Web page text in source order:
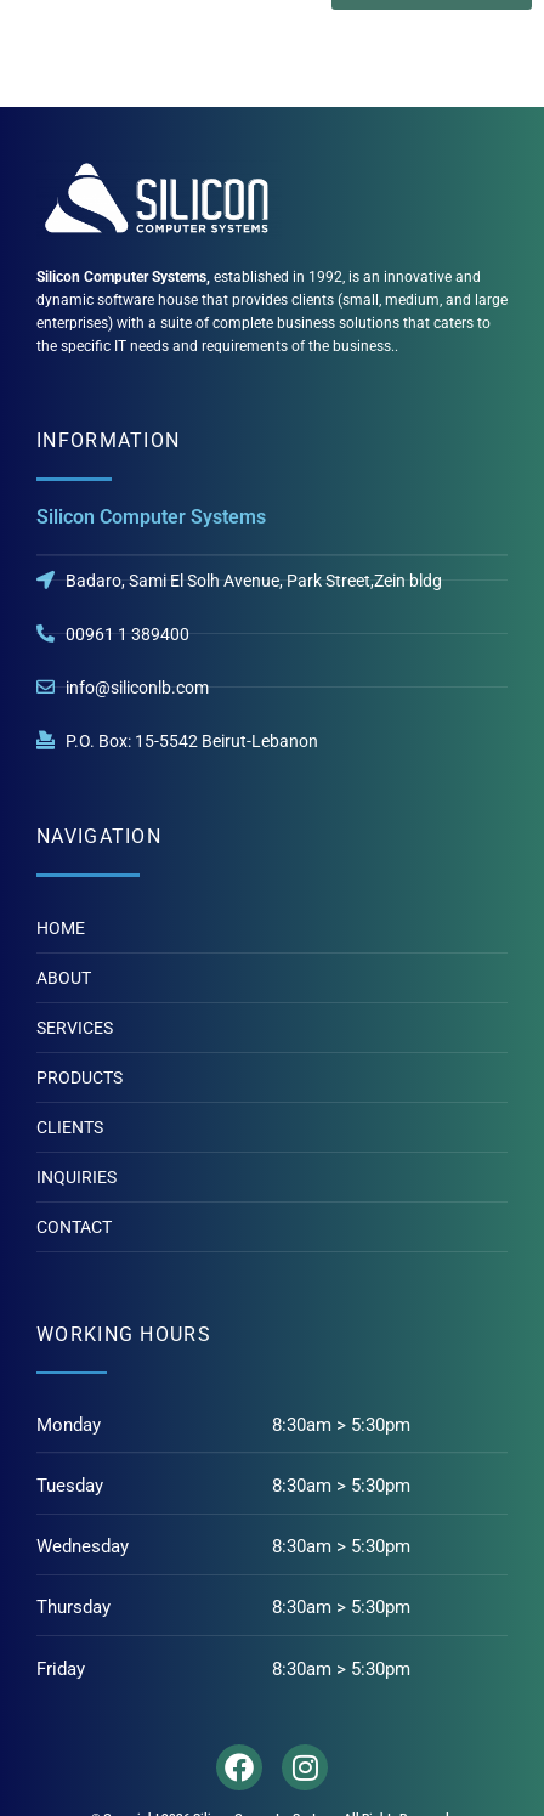
Silicon Computer Systems, established in 1992, is an innovative and
dynamic software house that provides clients (small, medium, and large
enterprises) with a suite of complete business solutions that caters to
the specific IT needs and requirements of the business..
INFORMATION
Silicon Computer Systems
Badaro, Sami El Solh Avenue, Park Street,Zein bldg
00961 1 389400
info@siliconlb.com
P.O. Box: 15-5542 Beirut-Lebanon
NAVIGATION
HOME
ABOUT
SERVICES
PRODUCTS
CLIENTS
INQUIRIES
CONTACT
WORKING HOURS
Monday 8:30am > 5:30pm
Tuesday 8:30am > 5:30pm
Wednesday 8:30am > 5:30pm
Thursday 8:30am > 5:30pm
Friday 8:30am > 5:30pm